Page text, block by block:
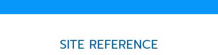
SITE REFERENCE